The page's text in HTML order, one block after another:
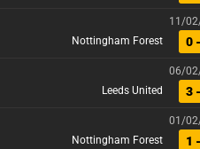
11/
Nottingham Forest
0
06/
Leeds United
3
01/
Nottingham Forest
1